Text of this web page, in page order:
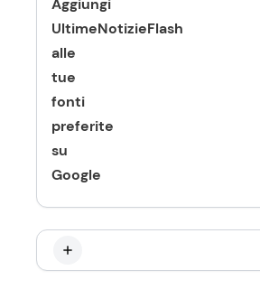
Aggiungi
UltimeNotizieFlash
alle
tue
fonti
preferite
su
Google